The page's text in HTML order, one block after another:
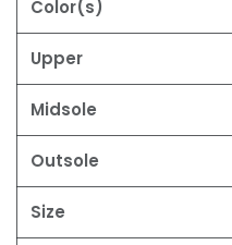
Color(s)
Upper
Midsole
Outsole
Size